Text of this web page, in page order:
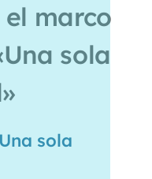
marco
sola
sola